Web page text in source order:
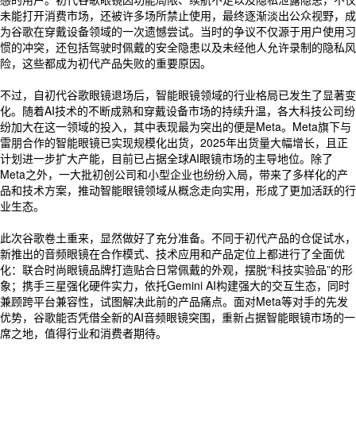
未能打开消费市场，还被许多场所禁止使用，最终逐渐淡出公众视野，成
为谷歌在穿戴设备领域的一次遗憾尝试。当时的争议不仅源于用户使用习
惯的冲突，还包括驾驶时佩戴的安全隐患以及未经他人允许录制的隐私风
险，这些都成为初代产品失败的重要原因。
不过，自初代谷歌眼镜退场后，智能眼镜领域的行业格局已发生了显著变
化。随着AI技术的不断成熟和穿戴设备市场的持续升温，各大科技公司纷
纷加大在这一领域的投入，其中表现最为突出的便是Meta。Meta旗下与
雷朋合作的智能眼镜已实现规模化出货，2025年出货量大幅增长，且正
计划进一步扩大产能，目前已占据全球AI眼镜市场的主导地位。除了
Meta之外，一大批初创公司和小型企业也纷纷入局，带来了多样化的产
品和技术方案，推动智能眼镜领域从概念走向实用，形成了更加活跃的行
业生态。
此次谷歌卷土重来，显然做好了充分准备。不同于初代产品的仓促试水，
新推出的音频眼镜在合作模式、技术应用和产品定位上都进行了全面优
化：联合时尚眼镜品牌打造贴合日常佩戴的外观，摆脱“科技实验品”的形
象；携手三星强化硬件实力，依托Gemini AI构建强大的交互生态，同时
兼顾跨平台兼容性，试图解决此前的产品痛点。面对Meta等对手的先发
优势，谷歌能否凭借全新的AI音频眼镜突围，重新占据智能眼镜市场的一
席之地，值得行业和消费者期待。